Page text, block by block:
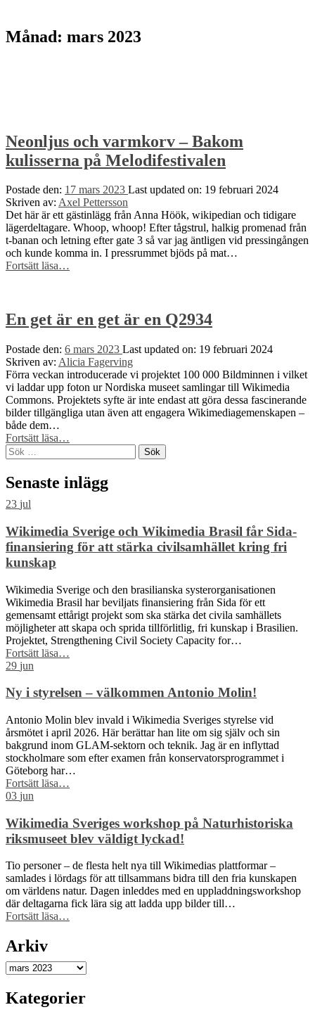
Månad: mars 2023
Neonljus och varmkorv – Bakom
kulisserna på Melodifestivalen
Postade den: 17 mars 2023 Last updated on: 19 februari 2024
Skriven av: Axel Pettersson
Det här är ett gästinlägg från Anna Höök, wikipedian och tidigare
lägerdeltagare. Whoop, whoop! Efter tågstrul, halkig promenad från
t-banan och letning efter gate 3 så var jag äntligen vid pressingången
och kunde komma in. I pressrummet bjöds på mat…
Fortsätt läsa“Neonljus
Bakom
kulisserna
Melodifestivalen”
…
En get är en get är en Q2934
Postade den: 6 mars 2023 Last updated on: 19 februari 2024
Skriven av: Alicia Fagerving
Förra veckan introducerade vi projektet 100 000 Bildminnen i vilket
vi laddar upp foton ur Nordiska museet samlingar till Wikimedia
Commons. Projektets syfte är inte endast att göra dessa fascinerande
bilder tillgängliga utan även att engagera Wikimediagemenskapen –
både dem…
Fortsätt läsa
är
en
get
Q2934”
…
Sök
efter:
Senaste inlägg
23 jul
Wikimedia Sverige och Wikimedia Brasil får Sida-
finansiering för att stärka civilsamhället kring fri
kunskap
Wikimedia Sverige och den brasilianska systerorganisationen
Wikimedia Brasil har beviljats finansiering från Sida för ett
gemensamt ettårigt projekt som ska stärka det civila samhällets
möjligheter att skapa och sprida tillförlitlig, fri kunskap i Brasilien.
Projektet, Strengthening Civil Society Capacity for…
Fortsätt läsa
Wikimedia
får
Sida-
finansiering
för
att
civilsamhället
fri
kunskap”
…
29 jun
Ny i styrelsen – välkommen Antonio Molin!
Antonio Molin blev invald i Wikimedia Sveriges styrelse vid
årsmötet i april 2026. Här berättar han lite om sig själv och sin
bakgrund inom GLAM-sektorn och teknik. Jag är en inflyttad
stockholmare som efter examen från konservatorsprogrammet i
Göteborg har…
Fortsätt läsa
–
välkommen
Antonio
…
03 jun
Wikimedia Sveriges workshop på Naturhistoriska
riksmuseet blev väldigt lyckad!
Tio personer – de flesta helt nya till Wikimedias plattformar –
samlades i lördags för att tillsammans bidra till den fria kunskapen
om världens natur. Dagen inleddes med en uppladdningsworkshop
där deltagarna fick lära sig att ladda upp bilder till…
Fortsätt läsa“Wikimedia
Naturhistoriska
riksmuseet
blev
väldigt
…
Arkiv
Arkiv
Kategorier